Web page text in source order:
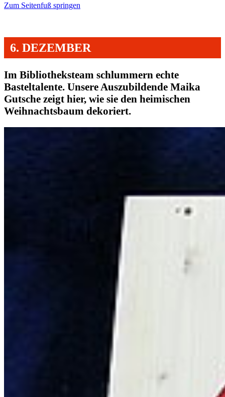
Zum Seitenfuß springen
6. DEZEMBER
Im Bibliotheksteam schlummern echte
Basteltalente. Unsere Auszubildende Maika
Gutsche zeigt hier, wie sie den heimischen
Weihnachtsbaum dekoriert.